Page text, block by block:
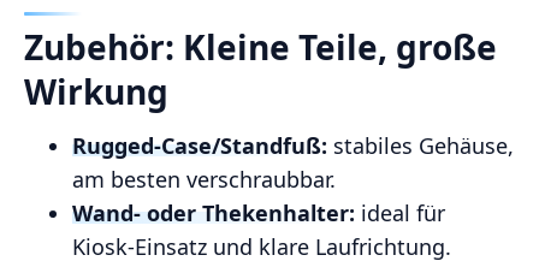
Zubehör: Kleine Teile, große
Wirkung
Rugged‑Case/Standfuß: stabiles Gehäuse,
am besten verschraubbar.
Wand‑ oder Thekenhalter: ideal für
Kiosk‑Einsatz und klare Laufrichtung.